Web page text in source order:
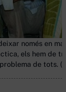
només en
els hem de
de tots.